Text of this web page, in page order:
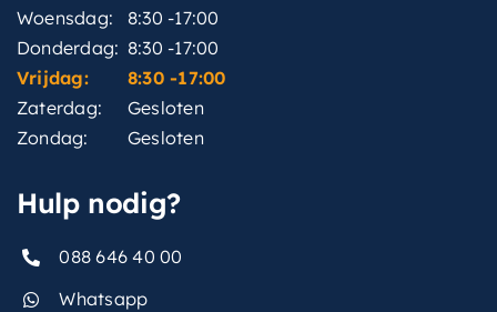
Woensdag:
8:30 -17:00
Donderdag: 8:30 -17:00
Vrijdag:
8:30 -17:00
Zaterdag:
Gesloten
Zondag:
Gesloten
Hulp nodig?
088 646 40 00
Whatsapp